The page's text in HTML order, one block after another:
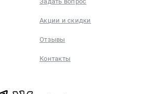
Акции и скидки
Отзывы
Контакты